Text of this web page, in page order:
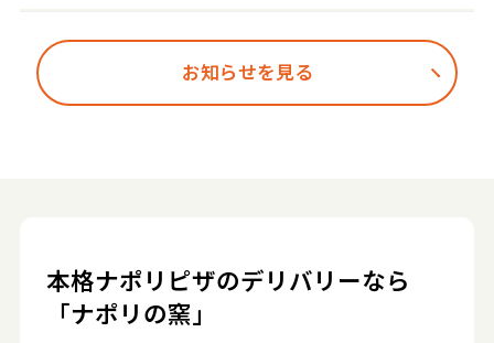
お知らせを見る
本格ナポリピザのデリバリーなら
「ナポリの窯」